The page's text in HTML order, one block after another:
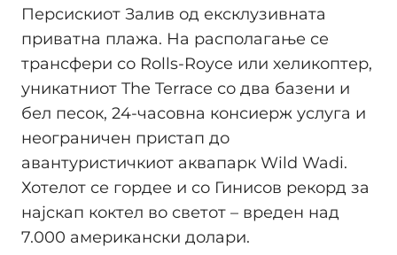
Персискиот Залив од ексклузивната
приватна плажа. На располагање се
трансфери со Rolls-Royce или хеликоптер,
уникатниот The Terrace со два базени и
бел песок, 24-часовна консиерж услуга и
неограничен пристап до
авантуристичкиот аквапарк Wild Wadi.
Хотелот се гордее и со Гинисов рекорд за
најскап коктел во светот – вреден над
7.000 американски долари.